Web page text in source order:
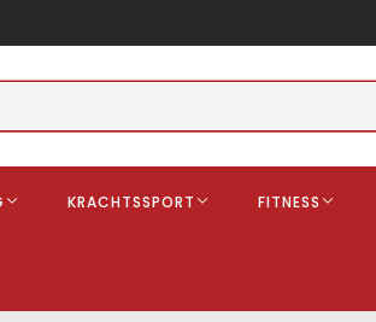
KRACHTSSPORT FITNESS